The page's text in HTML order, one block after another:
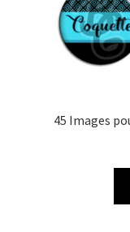
45 Images